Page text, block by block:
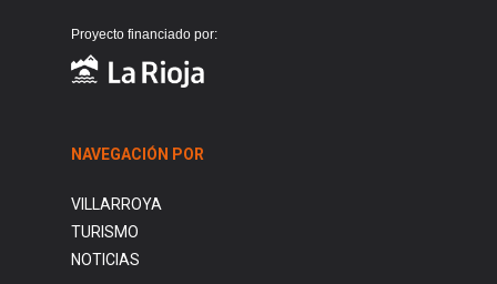
Proyecto financiado por:
NAVEGACIÓN POR
VILLARROYA
TURISMO
NOTICIAS